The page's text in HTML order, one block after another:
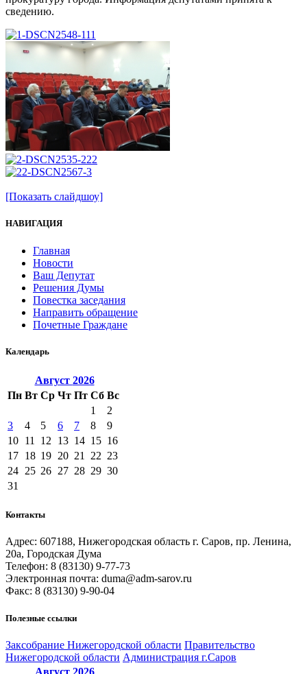
сведению.
[Показать слайдшоу]
НАВИГАЦИЯ
Главная
Новости
Ваш Депутат
Решения Думы
Повестка заседания
Направить обращение
Почетные Граждане
Календарь
Август 2026
Пн Вт Ср Чт Пт Сб Вс
1
2
3
4 5 6 7 8
9
10 11 12 13 14 15 16
17 18 19 20 21 22 23
24 25 26 27 28 29 30
31
Контакты
Адрес: 607188, Нижегородская область г. Саров, пр. Ленина,
20а, Городская Дума
Телефон: 8 (83130) 9-77-73
Электронная почта: duma@adm-sarov.ru
Факс: 8 (83130) 9-90-04
Полезные ссылки
Закcобрание Нижегородской области Правительство
Нижегородской области Администрация г.Саров
Август 2026